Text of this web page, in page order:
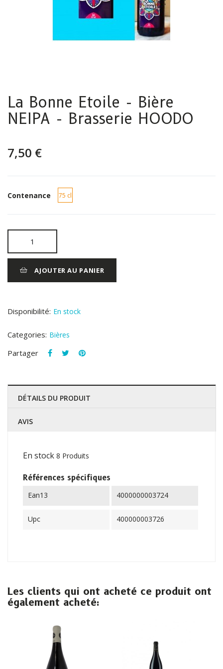
La Bonne Etoile - Bière
NEIPA - Brasserie HOODO
7,50 €
Contenance 75 cl
AJOUTER AU PANIER
Disponibilité: En stock
Categories: Bières
Partager
DÉTAILS DU PRODUIT
AVIS
En stock 8 Produits
Références spécifiques
Ean13 4000000003724
Upc 400000003726
Les clients qui ont acheté ce produit ont
également acheté: